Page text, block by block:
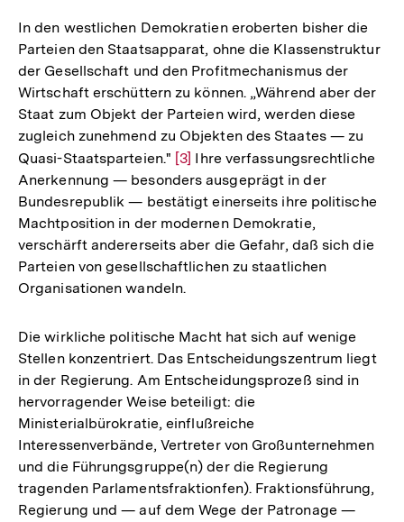
In den westlichen Demokratien eroberten bisher die
Parteien den Staatsapparat, ohne die Klassenstruktur
der Gesellschaft und den Profitmechanismus der
Wirtschaft erschüttern zu können. „Während aber der
Staat zum Objekt der Parteien wird, werden diese
zugleich zunehmend zu Objekten des Staates — zu
Quasi-Staatsparteien." Zur
Auflösung
der
Fußnote
[3] Ihre verfassungsrechtliche
Anerkennung — besonders ausgeprägt in der
Bundesrepublik — bestätigt einerseits ihre politische
Machtposition in der modernen Demokratie,
verschärft andererseits aber die Gefahr, daß sich die
Parteien von gesellschaftlichen zu staatlichen
Organisationen wandeln.
Die wirkliche politische Macht hat sich auf wenige
Stellen konzentriert. Das Entscheidungszentrum liegt
in der Regierung. Am Entscheidungsprozeß sind in
hervorragender Weise beteiligt: die
Ministerialbürokratie, einflußreiche
Interessenverbände, Vertreter von Großunternehmen
und die Führungsgruppe(n) der die Regierung
tragenden Parlamentsfraktionfen). Fraktionsführung,
Regierung und — auf dem Wege der Patronage —